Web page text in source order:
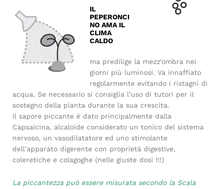
IL
PEPERONCI
NO AMA IL
CLIMA
CALDO
ma predilige la mezz’ombra nei
giorni più luminosi. Va innaffiato
regolarmente evitando i ristagni di
acqua. Se necessario si consiglia l’uso di tutori per il
sostegno della pianta durante la sua crescita.
Il sapore piccante è dato principalmente dalla
Capsaicina, alcaloide considerato un tonico del sistema
nervoso, un vasodilatatore ed uno stimolante
dell’apparato digerente con proprietà digestive,
coleretiche e colagoghe (nelle giuste dosi !!!)
La piccantezza può essere misurata secondo la Scala